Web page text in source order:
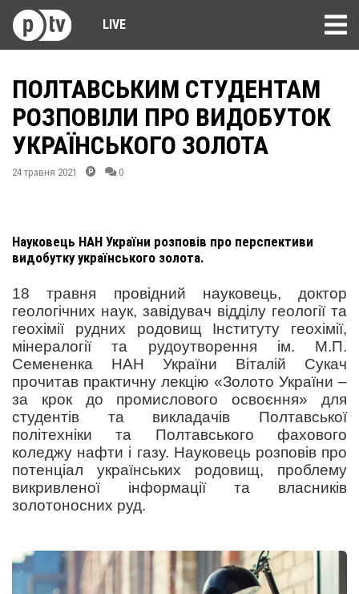
LIVE
ПОЛТАВСЬКИМ СТУДЕНТАМ
РОЗПОВІЛИ ПРО ВИДОБУТОК
УКРАЇНСЬКОГО ЗОЛОТА
24 травня 2021 0
Науковець НАН України розповів про перспективи
видобутку українського золота.
18 травня провідний науковець, доктор
геологічних наук, завідувач відділу геології та
геохімії рудних родовищ Інституту геохімії,
мінералогії та рудоутворення ім. М.П.
Семененка НАН України Віталій Сукач
прочитав практичну лекцію «Золото України –
за крок до промислового освоєння» для
студентів та викладачів Полтавської
політехніки та Полтавського фахового
коледжу нафти і газу. Науковець розповів про
потенціал українських родовищ, проблему
викривленої інформації та власників
золотоносних руд.